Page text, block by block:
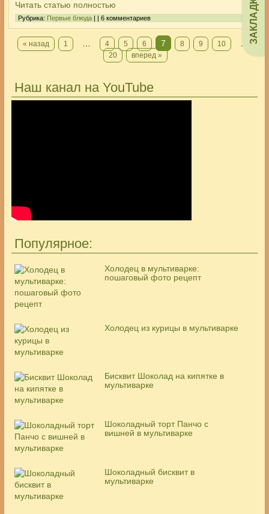
ЗАКЛАДКИ
Читать статью полностью
Рубрика: Первые блюда| | 6 комментариев
« назад 1 4 5 6 7 8 9 10
20 вперед »
Наш канал на YouTube
Популярное:
Холодец в мультиварке:
пошаговый фото рецепт
Холодец из курицы в мультиварке
Бисквит Шоколад на кипятке в
мультиварке
Шоколадный торт Панчо с
вишней в мультиварке
Шоколадный бисквит в
мультиварке